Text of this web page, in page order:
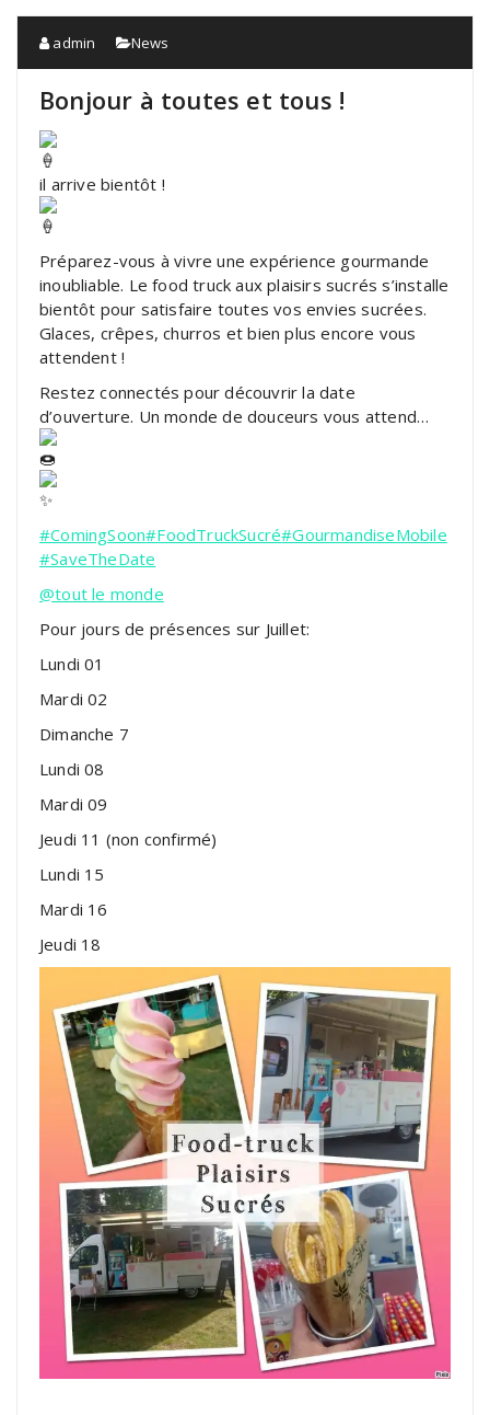
admin News
Bonjour à toutes et tous !
il arrive bientôt !
Préparez-vous à vivre une expérience gourmande
inoubliable. Le food truck aux plaisirs sucrés s’installe
bientôt pour satisfaire toutes vos envies sucrées.
Glaces, crêpes, churros et bien plus encore vous
attendent !
Restez connectés pour découvrir la date
d’ouverture. Un monde de douceurs vous attend…
#ComingSoon#FoodTruckSucré#GourmandiseMobile
#SaveTheDate
@tout le monde
Pour jours de présences sur Juillet:
Lundi 01
Mardi 02
Dimanche 7
Lundi 08
Mardi 09
Jeudi 11 (non confirmé)
Lundi 15
Mardi 16
Jeudi 18